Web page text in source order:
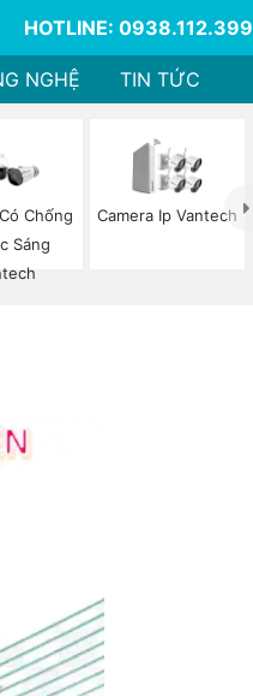
HOTLINE: 0938.112.399
NGHỆ TIN TỨC
Chống
Sáng
Camera Ip Vantech